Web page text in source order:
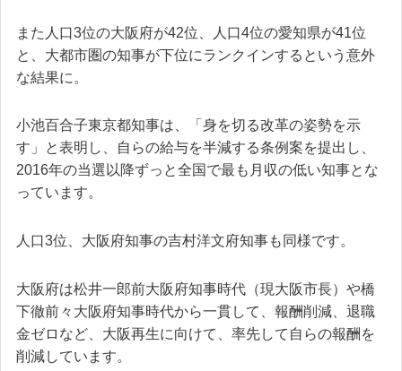
また人口3位の大阪府が42位、人口4位の愛知県が41位
と、大都市圏の知事が下位にランクインするという意外
な結果に。
小池百合子東京都知事は、「身を切る改革の姿勢を示
す」と表明し、自らの給与を半減する条例案を提出し、
2016年の当選以降ずっと全国で最も月収の低い知事とな
っています。
人口3位、大阪府知事の吉村洋文府知事も同様です。
大阪府は松井一郎前大阪府知事時代（現大阪市長）や橋
下徹前々大阪府知事時代から一貫して、報酬削減、退職
金ゼロなど、大阪再生に向けて、率先して自らの報酬を
削減しています。